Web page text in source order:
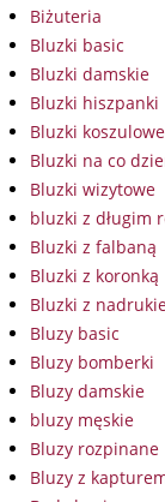
Biżuteria
Bluzki basic
Bluzki damskie
Bluzki hiszpanki
Bluzki koszulowe
Bluzki na co
Bluzki wizytowe
bluzki z długim
Bluzki z falbaną
Bluzki z koronką
Bluzki z
Bluzy basic
Bluzy bomberki
Bluzy damskie
bluzy męskie
Bluzy rozpinane
Bluzy z